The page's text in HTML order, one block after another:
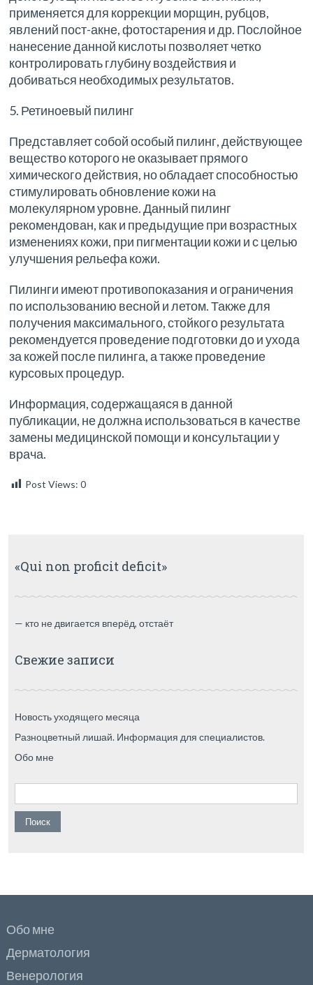
применяется для коррекции морщин, рубцов,
явлений пост-акне, фотостарения и др. Послойное
нанесение данной кислоты позволяет четко
контролировать глубину воздействия и
добиваться необходимых результатов.
5. Ретиноевый пилинг
Представляет собой особый пилинг, действующее
вещество которого не оказывает прямого
химического действия, но обладает способностью
стимулировать обновление кожи на
молекулярном уровне. Данный пилинг
рекомендован, как и предыдущие при возрастных
изменениях кожи, при пигментации кожи и с целью
улучшения рельефа кожи.
Пилинги имеют противопоказания и ограничения
по использованию весной и летом. Также для
получения максимального, стойкого результата
рекомендуется проведение подготовки до и ухода
за кожей после пилинга, а также проведение
курсовых процедур.
Информация, содержащаяся в данной
публикации, не должна использоваться в качестве
замены медицинской помощи и консультации у
врача.
Post Views: 0
«Qui non proficit deficit»
— кто не двигается вперёд, отстаёт
Свежие записи
Новость уходящего месяца
Разноцветный лишай. Информация для специалистов.
Обо мне
Найти:
Обо мне
Дерматология
Венерология